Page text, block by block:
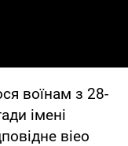
воїнам з 28-
імені
віео